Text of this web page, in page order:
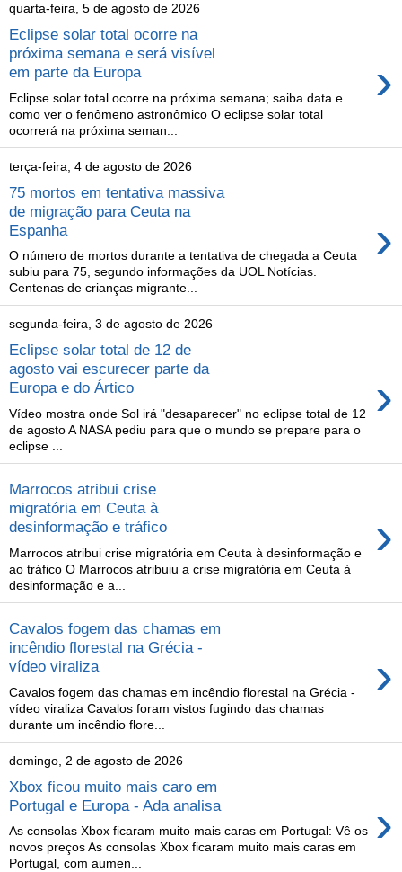
quarta-feira, 5 de agosto de 2026
Eclipse solar total ocorre na
próxima semana e será visível
em parte da Europa
›
Eclipse solar total ocorre na próxima semana; saiba data e
como ver o fenômeno astronômico O eclipse solar total
ocorrerá na próxima seman...
terça-feira, 4 de agosto de 2026
75 mortos em tentativa massiva
de migração para Ceuta na
Espanha
›
O número de mortos durante a tentativa de chegada a Ceuta
subiu para 75, segundo informações da UOL Notícias.
Centenas de crianças migrante...
segunda-feira, 3 de agosto de 2026
Eclipse solar total de 12 de
agosto vai escurecer parte da
Europa e do Ártico
›
Vídeo mostra onde Sol irá "desaparecer" no eclipse total de 12
de agosto A NASA pediu para que o mundo se prepare para o
eclipse ...
Marrocos atribui crise
migratória em Ceuta à
desinformação e tráfico
›
Marrocos atribui crise migratória em Ceuta à desinformação e
ao tráfico O Marrocos atribuiu a crise migratória em Ceuta à
desinformação e a...
Cavalos fogem das chamas em
incêndio florestal na Grécia -
vídeo viraliza
›
Cavalos fogem das chamas em incêndio florestal na Grécia -
vídeo viraliza Cavalos foram vistos fugindo das chamas
durante um incêndio flore...
domingo, 2 de agosto de 2026
Xbox ficou muito mais caro em
Portugal e Europa - Ada analisa
›
As consolas Xbox ficaram muito mais caras em Portugal: Vê os
novos preços As consolas Xbox ficaram muito mais caras em
Portugal, com aumen...